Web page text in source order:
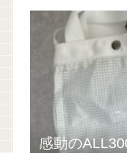
感動の